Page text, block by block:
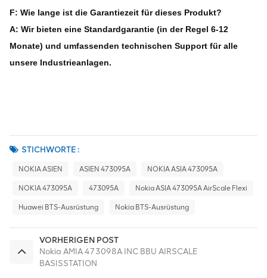
F: Wie lange ist die Garantiezeit für dieses Produkt?
A: Wir bieten eine Standardgarantie (in der Regel 6-12
Monate) und umfassenden technischen Support für alle
unsere Industrieanlagen.
STICHWORTE :
NOKIA ASIEN ASIEN 473095A NOKIA ASIA 473095A
NOKIA 473095A 473095A Nokia ASIA 473095A AirScale Flexi
Huawei BTS-Ausrüstung Nokia BTS-Ausrüstung
VORHERIGEN POST
Nokia AMIA 473098A INC BBU AIRSCALE
BASISSTATION